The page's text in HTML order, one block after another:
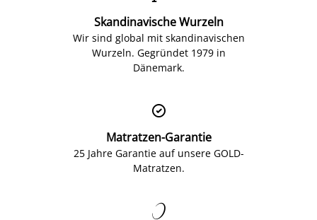
Skandinavische Wurzeln
Wir sind global mit skandinavischen
Wurzeln. Gegründet 1979 in
Dänemark.

Matratzen-Garantie
25 Jahre Garantie auf unsere GOLD-
Matratzen.
